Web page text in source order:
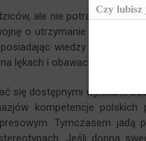
ale nie potrafię
o utrzymanie
wiedzy (lub jej nie
lękach i obawach
się dostępnymi wynikami
kompetencje polskich
Tymczasem jadą
Jeśli dopną
Czy